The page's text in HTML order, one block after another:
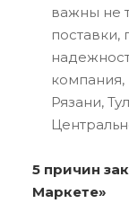
важны не
поставки,
Рязани,
5 причин
Маркете»